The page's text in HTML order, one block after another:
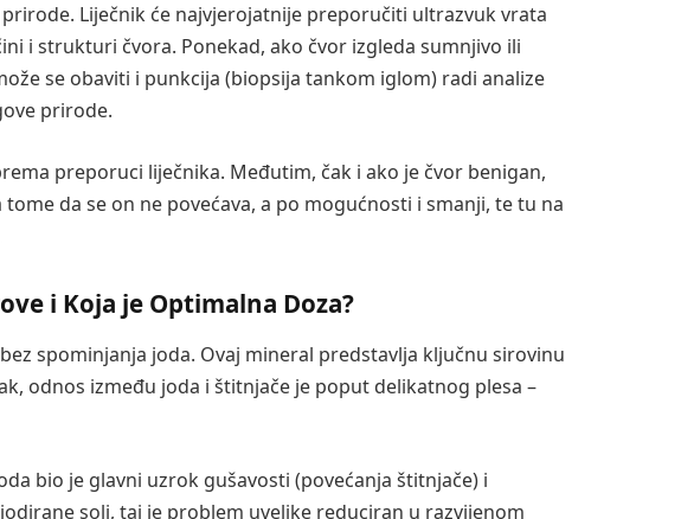
Liječnik će najvjerojatnije preporučiti ultrazvuk vrata
i strukturi čvora. Ponekad, ako čvor izgleda sumnjivo ili
se obaviti i punkcija (biopsija tankom iglom) radi analize
prirode.
preporuci liječnika. Međutim, čak i ako je čvor benigan,
da se on ne povećava, a po mogućnosti i smanji, te tu na
i Koja je Optimalna Doza?
spominjanja joda. Ovaj mineral predstavlja ključnu sirovinu
odnos između joda i štitnjače je poput delikatnog plesa –
bio je glavni uzrok gušavosti (povećanja štitnjače) i
soli, taj je problem uvelike reduciran u razvijenom